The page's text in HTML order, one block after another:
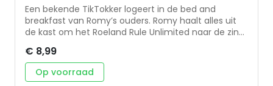
Een bekende TikTokker logeert in de bed and
breakfast van Romy’s ouders. Romy haalt alles uit
de kast om het Roeland Rule Unlimited naar de zin
filmpje waarna de boekingen binnenstromen. Maar
dan ontdekt de TikTokker dat zijn Rolex verdwenen
is en hij beschuldigt Romy’s familie van diefstal.
€ 8,99
Op voorraad